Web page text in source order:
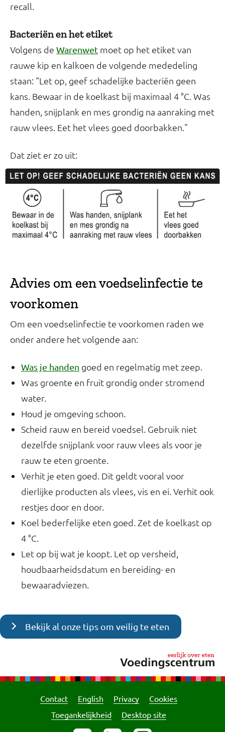
recall.
Bacteriën en het etiket
Volgens de Warenwet moet op het etiket van
rauwe kip en kalkoen de volgende mededeling
staan: “Let op, geef schadelijke bacteriën geen
kans. Bewaar in de koelkast bij maximaal 4 °C. Was
handen, snijplank en mes grondig na aanraking met
rauw vlees. Eet het vlees goed doorbakken."
Dat ziet er zo uit:
Advies om een voedselinfectie te
voorkomen
Om een voedselinfectie te voorkomen raden we
onder andere het volgende aan:
Was je handen goed en regelmatig met zeep.
Was groente en fruit grondig onder stromend
water.
Houd je omgeving schoon.
Scheid rauw en bereid voedsel. Gebruik niet
dezelfde snijplank voor rauw vlees als voor je
rauw te eten groente.
Verhit je eten goed. Dit geldt vooral voor
dierlijke producten als vlees, vis en ei. Verhit ook
restjes door en door.
Koel bederfelijke eten goed. Zet de koelkast op
4 °C.
Let op bij wat je koopt. Let op versheid,
houdbaarheidsdatum en bereiding- en
bewaaradviezen.
Bekijk al onze tips om veilig te eten
Contact English Privacy
Cookies
Toegankelijkheid
Desktop site